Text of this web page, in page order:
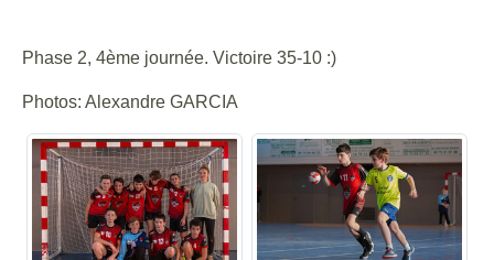
Phase 2, 4ème journée. Victoire 35-10 :)
Photos: Alexandre GARCIA